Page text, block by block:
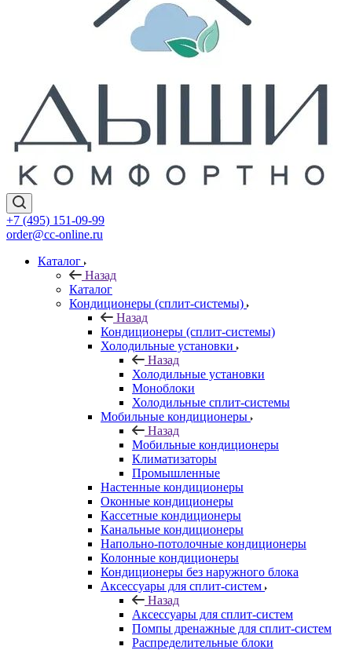
+7 (495) 151-09-99
order@cc-online.ru
Каталог
Назад
Каталог
Кондиционеры (сплит-системы)
Назад
Кондиционеры (сплит-системы)
Холодильные установки
Назад
Холодильные установки
Моноблоки
Холодильные сплит-системы
Мобильные кондиционеры
Назад
Мобильные кондиционеры
Климатизаторы
Промышленные
Настенные кондиционеры
Оконные кондиционеры
Кассетные кондиционеры
Канальные кондиционеры
Напольно-потолочные кондиционеры
Колонные кондиционеры
Кондиционеры без наружного блока
Аксессуары для сплит-систем
Назад
Аксессуары для сплит-систем
Помпы дренажные для сплит-систем
Распределительные блоки